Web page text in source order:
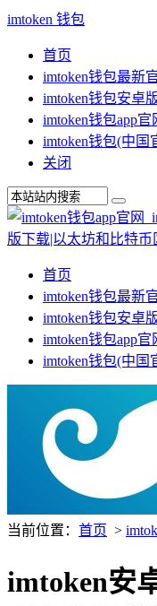
imtoken 钱包
首页
imtoken钱包最新
imtoken钱包安卓
imtoken钱包app官
imtoken钱包(中国
关闭
首页
imtoken钱包最新
imtoken钱包安卓
imtoken钱包app官
imtoken钱包(中国
当前位置： 首页 >
imtoken安